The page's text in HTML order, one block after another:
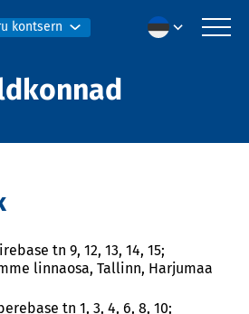
kontsern
tn 9, 12, 13, 14, 15;
linnaosa, Tallinn, Harjumaa
tn 1, 3, 4, 6, 8, 10;